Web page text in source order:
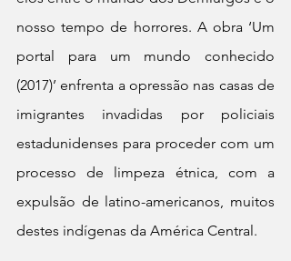
nosso tempo de horrores. A obra ‘Um
portal para um mundo conhecido
(2017)’ enfrenta a opressão nas casas de
imigrantes invadidas por policiais
estadunidenses para proceder com um
processo de limpeza étnica, com a
expulsão de latino-americanos, muitos
destes indígenas da América Central.